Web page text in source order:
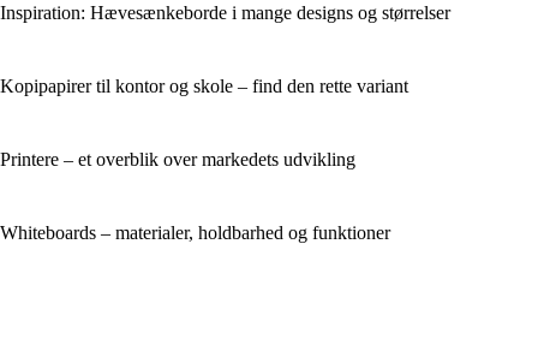
Inspiration: Hævesænkeborde i mange designs og størrelser
Kopipapirer til kontor og skole – find den rette variant
Printere – et overblik over markedets udvikling
Whiteboards – materialer, holdbarhed og funktioner